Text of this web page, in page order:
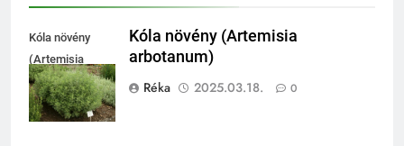
Kóla növény
(Artemisia
arbotanum)
Kóla növény (Artemisia
arbotanum)
Réka
2025.03.18. 0